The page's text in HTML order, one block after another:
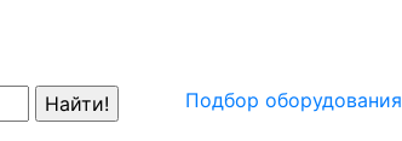
Подбор оборудования